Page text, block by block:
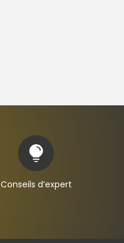

Conseils d’expert